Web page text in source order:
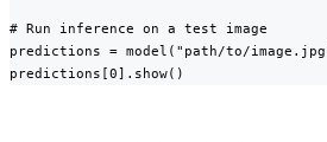
# Run inference on a test image
predictions = model("path/to/
predictions[0].show()